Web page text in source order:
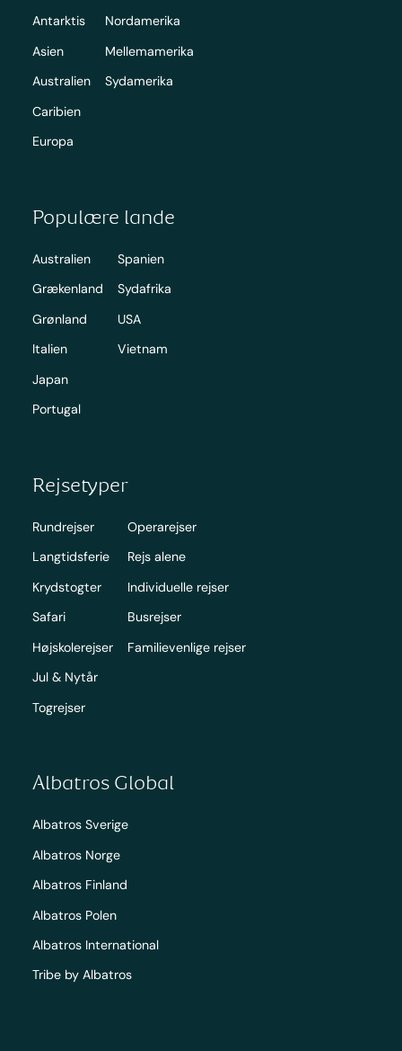
Antarktis
Asien
Australien
Caribien
Europa
Nordamerika
Mellemamerika
Sydamerika
Populære lande
Australien
Grækenland
Grønland
Italien
Japan
Portugal
Spanien
Sydafrika
USA
Vietnam
Rejsetyper
Rundrejser
Langtidsferie
Krydstogter
Safari
Højskolerejser
Jul & Nytår
Togrejser
Operarejser
Rejs alene
Individuelle rejser
Busrejser
Familievenlige rejser
Albatros Global
Albatros Sverige
Albatros Norge
Albatros Finland
Albatros Polen
Albatros International
Tribe by Albatros